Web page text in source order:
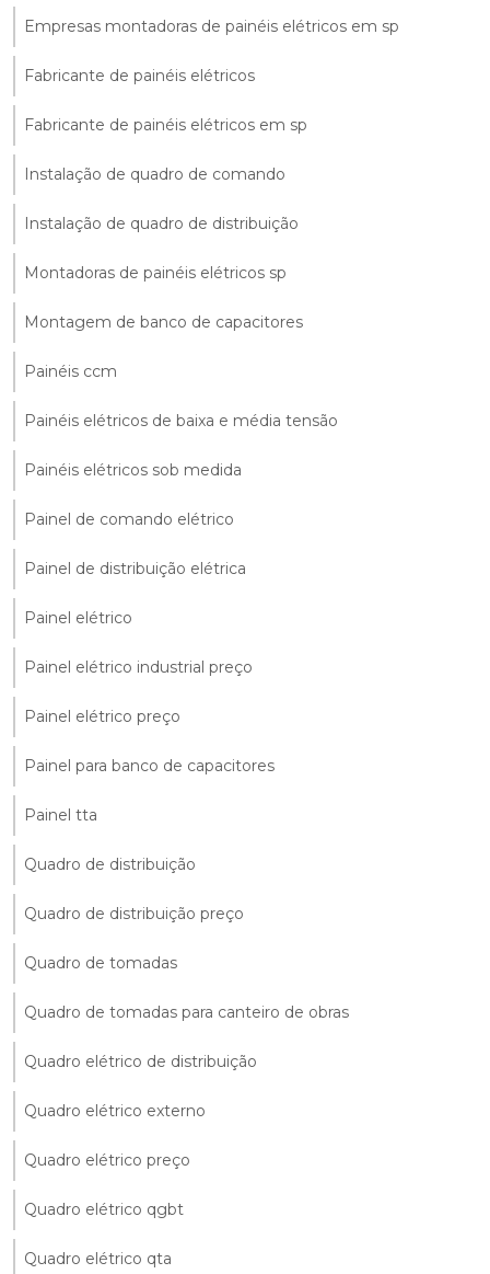
Empresas montadoras de painéis elétricos em sp
Fabricante de painéis elétricos
Fabricante de painéis elétricos em sp
Instalação de quadro de comando
Instalação de quadro de distribuição
Montadoras de painéis elétricos sp
Montagem de banco de capacitores
Painéis ccm
Painéis elétricos de baixa e média tensão
Painéis elétricos sob medida
Painel de comando elétrico
Painel de distribuição elétrica
Painel elétrico
Painel elétrico industrial preço
Painel elétrico preço
Painel para banco de capacitores
Painel tta
Quadro de distribuição
Quadro de distribuição preço
Quadro de tomadas
Quadro de tomadas para canteiro de obras
Quadro elétrico de distribuição
Quadro elétrico externo
Quadro elétrico preço
Quadro elétrico qgbt
Quadro elétrico qta